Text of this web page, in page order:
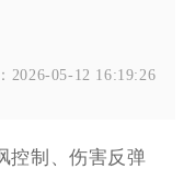
2026-05-12 16:19:26
控制、伤害反弹